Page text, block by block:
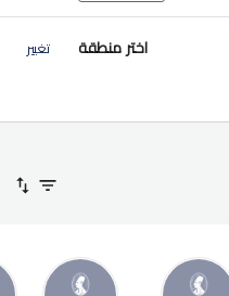
اختر منطقة تغيير